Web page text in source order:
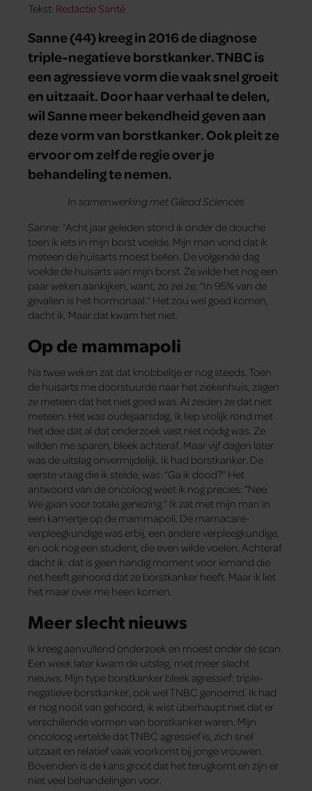
Tekst: Redactie Santé
Sanne (44) kreeg in 2016 de diagnose
triple-negatieve borstkanker. TNBC is
een agressieve vorm die vaak snel groeit
en uitzaait. Door haar verhaal te delen,
wil Sanne meer bekendheid geven aan
deze vorm van borstkanker. Ook pleit ze
ervoor om zelf de regie over je
behandeling te nemen.
In samenwerking met Gilead Sciences
Sanne: “Acht jaar geleden stond ik onder de douche
toen ik iets in mijn borst voelde. Mijn man vond dat ik
meteen de huisarts moest bellen. De volgende dag
voelde de huisarts aan mijn borst. Ze wilde het nog een
paar weken aankijken, want, zo zei ze: “In 95% van de
gevallen is het hormonaal.” Het zou wel goed komen,
dacht ik. Maar dat kwam het niet.
Op de mammapoli
Na twee weken zat dat knobbeltje er nog steeds. Toen
de huisarts me doorstuurde naar het ziekenhuis, zagen
ze meteen dat het niet goed was. Al zeiden ze dat niet
meteen. Het was oudejaarsdag, ik liep vrolijk rond met
het idee dat al dat onderzoek vast niet nodig was. Ze
wilden me sparen, bleek achteraf. Maar vijf dagen later
was de uitslag onvermijdelijk. Ik had borstkanker. De
eerste vraag die ik stelde, was: “Ga ik dood?” Het
antwoord van de oncoloog weet ik nog precies: “Nee.
We gaan voor totale genezing.” Ik zat met mijn man in
een kamertje op de mammapoli. De mamacare-
verpleegkundige was erbij, een andere verpleegkundige,
en ook nog een student, die even wilde voelen. Achteraf
dacht ik: dat is geen handig moment voor iemand die
net heeft gehoord dat ze borstkanker heeft. Maar ik liet
het maar over me heen komen.
Meer slecht nieuws
Ik kreeg aanvullend onderzoek en moest onder de scan.
Een week later kwam de uitslag, met meer slecht
nieuws. Mijn type borstkanker bleek agressief: triple-
negatieve borstkanker, ook wel TNBC genoemd. Ik had
er nog nooit van gehoord; ik wist überhaupt niet dat er
verschillende vormen van borstkanker waren. Mijn
oncoloog vertelde dat TNBC agressief is, zich snel
uitzaait en relatief vaak voorkomt bij jonge vrouwen.
Bovendien is de kans groot dat het terugkomt en zijn er
niet veel behandelingen voor.